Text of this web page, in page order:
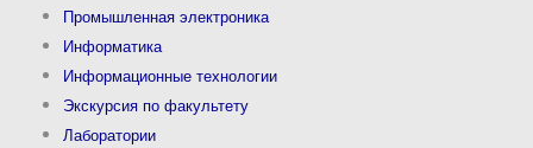
Промышленная электроника
Информатика
Информационные технологии
Экскурсия по факультету
Лаборатории